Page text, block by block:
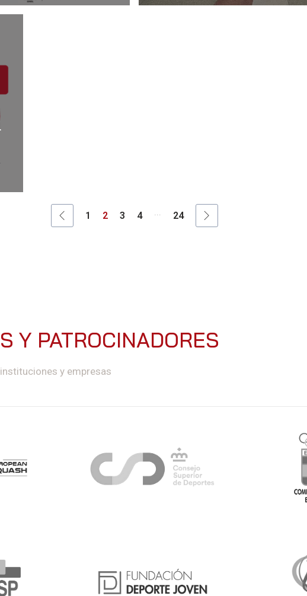
1 2 3 4 ... 24
Y PATROCINADORES
y empresas